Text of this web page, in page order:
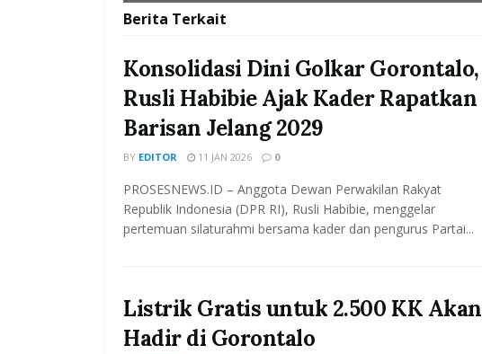
Berita Terkait
Konsolidasi Dini Golkar Gorontalo,
Rusli Habibie Ajak Kader Rapatkan
Barisan Jelang 2029
BY EDITOR 11 JAN 2026 0
PROSESNEWS.ID – Anggota Dewan Perwakilan Rakyat
Republik Indonesia (DPR RI), Rusli Habibie, menggelar
pertemuan silaturahmi bersama kader dan pengurus Partai...
Listrik Gratis untuk 2.500 KK Akan
Hadir di Gorontalo